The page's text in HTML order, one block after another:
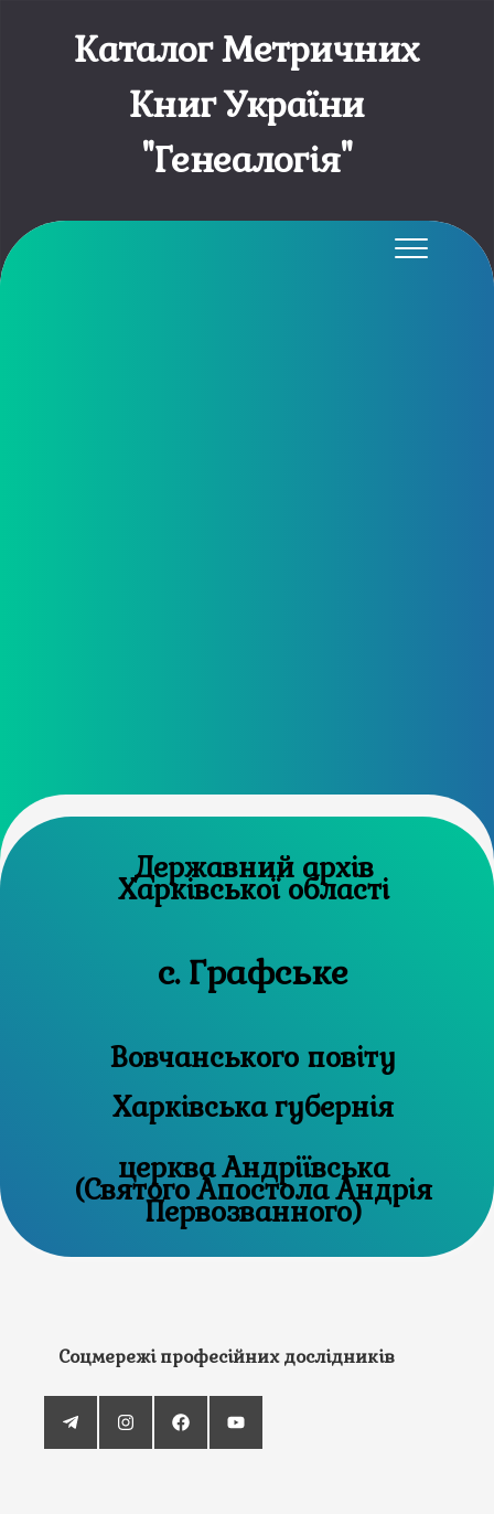
Каталог Метричних
Книг України
"Генеалогія"
Державний архів
Харківської області
с. Графське
Вовчанського повіту
Харківська губернія
церква Андріївська
(Святого Апостола Андрія
Первозванного)
Соцмережі професійних дослідників